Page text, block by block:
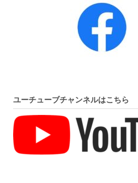
ユーチューブチャンネルはこちら